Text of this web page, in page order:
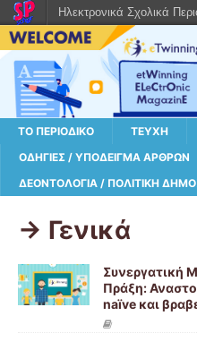
ΤΟ ΠΕΡΙΟΔΙΚΌ ΤΕΎΧΗ
ΟΔΗΓΊΕΣ / ΥΠΌΔΕΙΓΜΑ ΆΡΘΡΩΝ
ΔΕΟΝΤΟΛΟΓΊΑ / ΠΟΛΙΤΙΚΉ
-> Γενικά
Συνεργατική
Πράξη:
naïve και
Ηλεκτρονικά Σχολικά